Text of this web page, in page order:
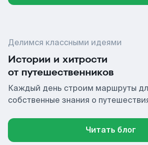
Делимся классными идеями
Истории и хитрости
от путешественников
Каждый день строим маршруты
собственные знания о
Читать блог